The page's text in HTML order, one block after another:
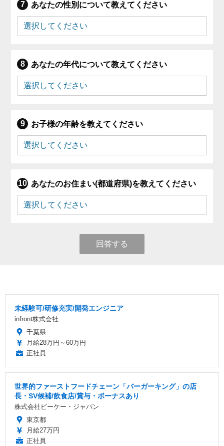
あなたの性別について教えてください
あなたの年代について教えてください
お子様の年齢を教えてください
あなたのお住まい(都道府県)を教えてください
回答する
未経験可/研修充実/開発エンジニア
infront株式会社
千葉県
月給28万円～60万円
正社員
世界的ファーストフードチェーン「バーガーキング」の店
長・SV候補/飲食店/賞与・ボーナスあり
株式会社ビーケー・ジャパン
東京都
月給27万円
正社員